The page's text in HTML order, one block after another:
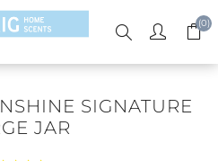
(0)
SIGNATURE
JAR